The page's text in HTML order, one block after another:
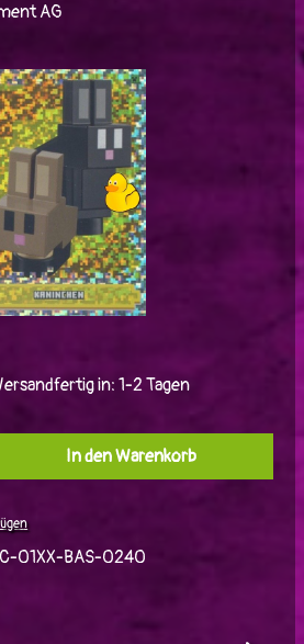
AG
in: 1-2 Tagen
Gib den gewünschten Wert
In den Warenkorb
01XX-BAS-0240